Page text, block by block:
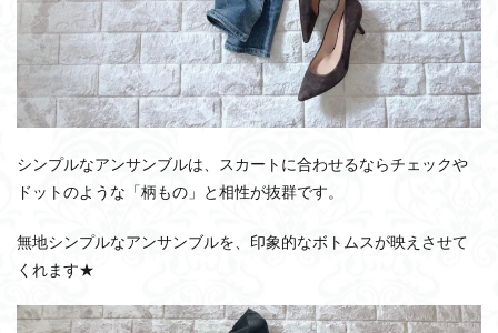
シンプルなアンサンブルは、スカートに合わせるならチェックや
ドットのような「柄もの」と相性が抜群です。
無地シンプルなアンサンブルを、印象的なボトムスが映えさせて
くれます★